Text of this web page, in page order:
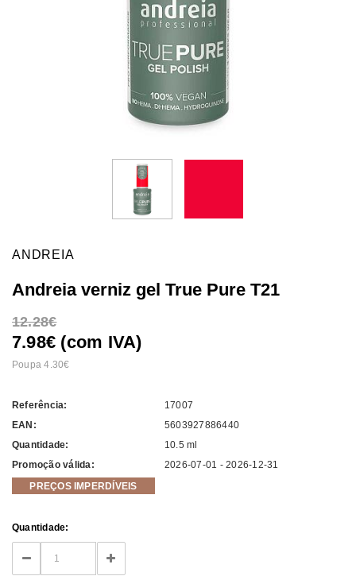
ANDREIA
Andreia verniz gel True Pure T21
12.28
7.98€ (com IVA)
Poupa 4.30
Referência:
17007
EAN:
5603927886440
Quantidade:
10.5 ml
Promoção válida:
2026-07-01 - 2026-12-31
PREÇOS IMPERDÍVEIS
Current
Stock:
Quantidade:
DECREASE
QUANTITY:
INCREASE
QUANTITY: